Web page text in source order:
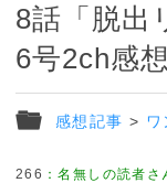
8話「脱出
6号2ch感
感想記事 > ワ
266 ：名無しの読者さ